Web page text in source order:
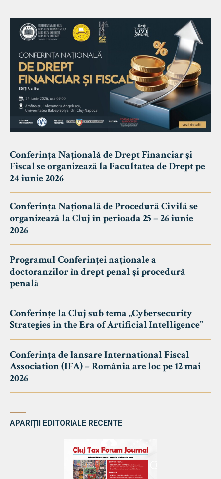
Conferința Națională de Drept Financiar și
Fiscal se organizează la Facultatea de Drept pe
24 iunie 2026
Conferința Națională de Procedură Civilă se
organizează la Cluj în perioada 25 – 26 iunie
2026
Programul Conferinței naționale a
doctoranzilor în drept penal și procedură
penală
Conferințe la Cluj sub tema „Cybersecurity
Strategies in the Era of Artificial Intelligence”
Conferința de lansare International Fiscal
Association (IFA) – România are loc pe 12 mai
2026
APARIȚII EDITORIALE RECENTE